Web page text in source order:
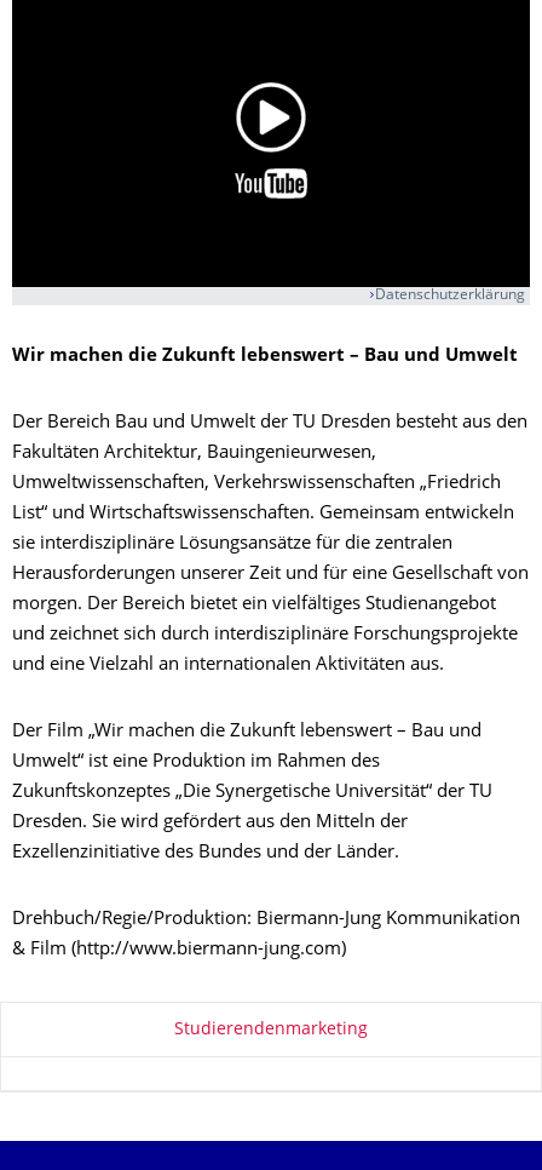
Datenschutzerklärung
Wir machen die Zukunft lebenswert – Bau und Umwelt
Der Bereich Bau und Umwelt der TU Dresden besteht aus den
Fakultäten Architektur, Bauingenieurwesen,
Umweltwissenschaften, Verkehrswissenschaften „Friedrich
List“ und Wirtschaftswissenschaften. Gemeinsam entwickeln
sie interdisziplinäre Lösungsansätze für die zentralen
Herausforderungen unserer Zeit und für eine Gesellschaft von
morgen. Der Bereich bietet ein vielfältiges Studienangebot
und zeichnet sich durch interdisziplinäre Forschungsprojekte
und eine Vielzahl an internationalen Aktivitäten aus.
Der Film „Wir machen die Zukunft lebenswert – Bau und
Umwelt“ ist eine Produktion im Rahmen des
Zukunftskonzeptes „Die Synergetische Universität“ der TU
Dresden. Sie wird gefördert aus den Mitteln der
Exzellenzinitiative des Bundes und der Länder.
Drehbuch/Regie/Produktion: Biermann-Jung Kommunikation
& Film (http://www.biermann-jung.com)
Zu dieser SeiteStudierendenmarketing